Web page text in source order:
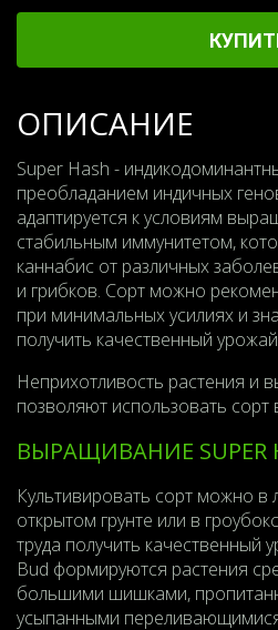
ОПИСАНИЕ
Super Hash -
преобладанием индичных
адаптируется к условиям
стабильным иммунитетом,
каннабис от различных
и грибков. Сорт можно
при минимальных усилиях и
получить качественный
Неприхотливость растения и
позволяют использовать сорт
ВЫРАЩИВАНИЕ SUPER
Культивировать сорт можно в
открытом грунте или в
труда получить качественный
Bud формируются растения
большими шишками,
усыпанными